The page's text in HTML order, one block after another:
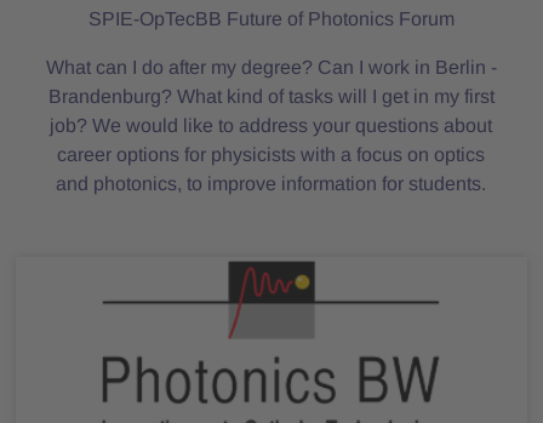
SPIE-OpTecBB Future of Photonics Forum
What can I do after my degree? Can I work in Berlin -
Brandenburg? What kind of tasks will I get in my first
job? We would like to address your questions about
career options for physicists with a focus on optics
and photonics, to improve information for students.